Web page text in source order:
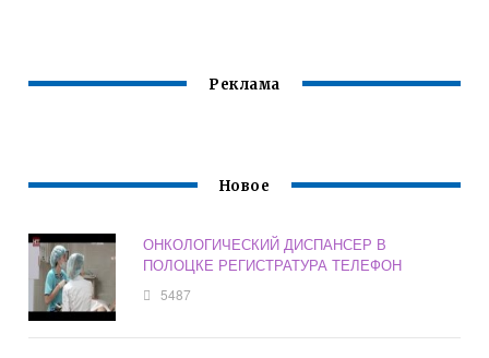
Реклама
Новое
ОНКОЛОГИЧЕСКИЙ ДИСПАНСЕР В
ПОЛОЦКЕ РЕГИСТРАТУРА ТЕЛЕФОН
5487